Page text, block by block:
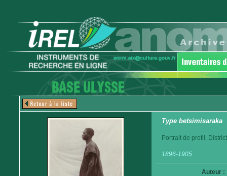
Type betsimisaraka
Portrait de profil.
1896-1905
Auteur :